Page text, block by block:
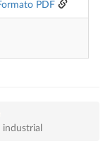
PDF